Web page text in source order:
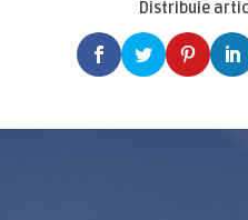
Distribuie